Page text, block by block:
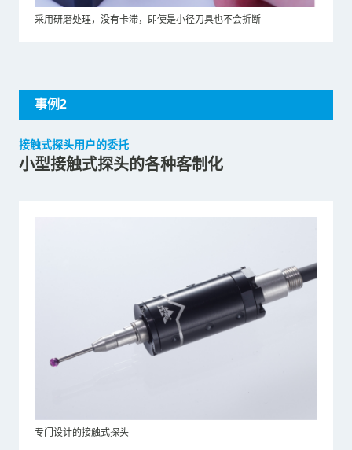
采用研磨处理，没有卡滞，即使是小径刀具也不会折断
事例2
接触式探头用户的委托
小型接触式探头的各种客制化
专门设计的接触式探头